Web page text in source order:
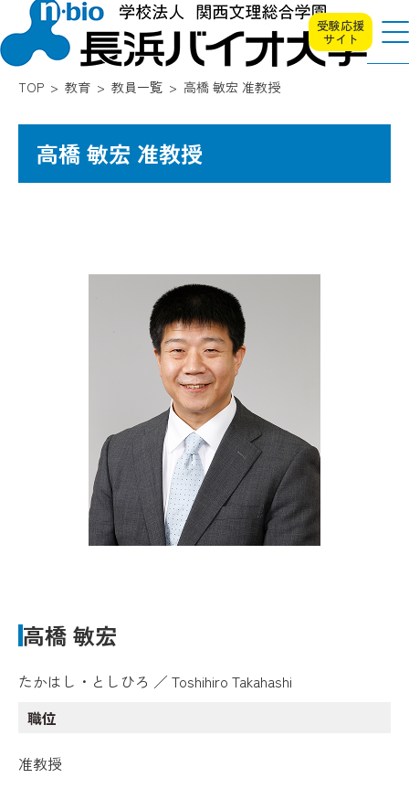
受験応援
サイト
TOP 教育 教員一覧 高橋 敏宏 准教授
高橋 敏宏 准教授
高橋 敏宏
たかはし・としひろ ／ Toshihiro Takahashi
職位
准教授